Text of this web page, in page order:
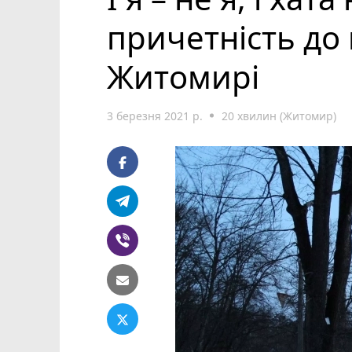
причетність
Житомирі
3 березня 2021 р. 20 хвилин (Житомир)